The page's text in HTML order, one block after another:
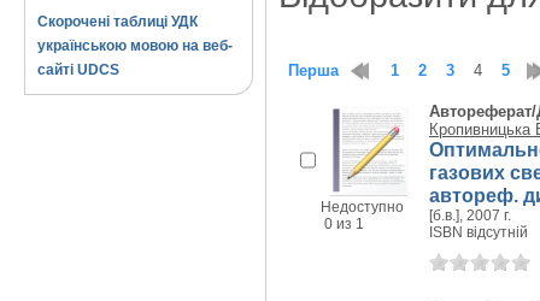
Скорочені таблиці УДК
українською мовою на веб-
сайті UDCS
Перша 1 2 3 4 5
Недоступно
0 из 1
Автореферат/
Кропивницька
газових
автореф.
[б.в.], 2007 г.
ISBN відсутній